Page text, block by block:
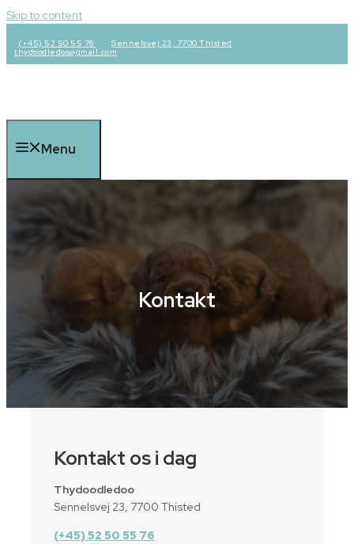
Skip to content
(+45) 52 50 55 76
Sennelsvej 23, 7700 Thisted
thydoodledoo@gmail.com
Menu
Kontakt
Kontakt os i dag
Thydoodledoo
Sennelsvej 23, 7700 Thisted
(+45) 52 50 55 76